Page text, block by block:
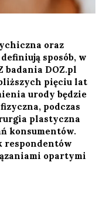
oraz
sposób, w
badania DOZ.pl
pięciu lat
urody będzie
podczas
plastyczna
konsumentów.
respondentów
opartymi